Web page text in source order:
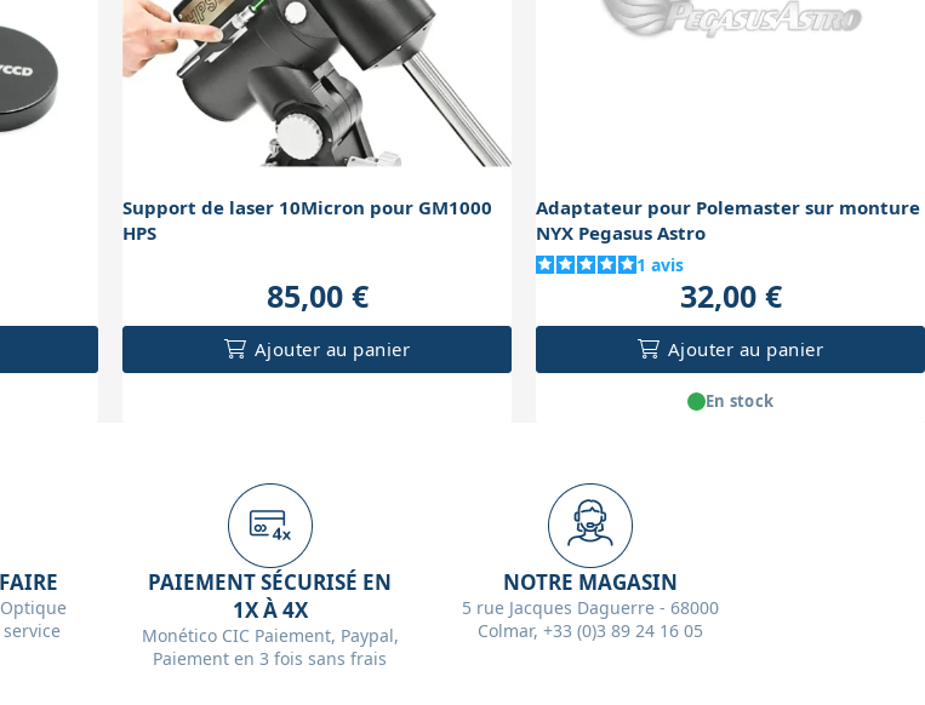
Support de laser 10Micron pour GM1000
HPS
85,00 €
Ajouter au panier
Adaptateur pour Polemaster sur monture
NYX Pegasus Astro
1 avis
32,00 €
Ajouter au panier
En stock
PAIEMENT SÉCURISÉ EN
1X À 4X
Monético CIC Paiement, Paypal,
Paiement en 3 fois sans frais
NOTRE MAGASIN
5 rue Jacques Daguerre - 68000
Colmar, +33 (0)3 89 24 16 05